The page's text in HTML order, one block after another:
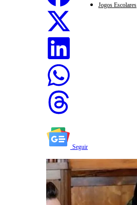
Jogos Escolares
Seguir